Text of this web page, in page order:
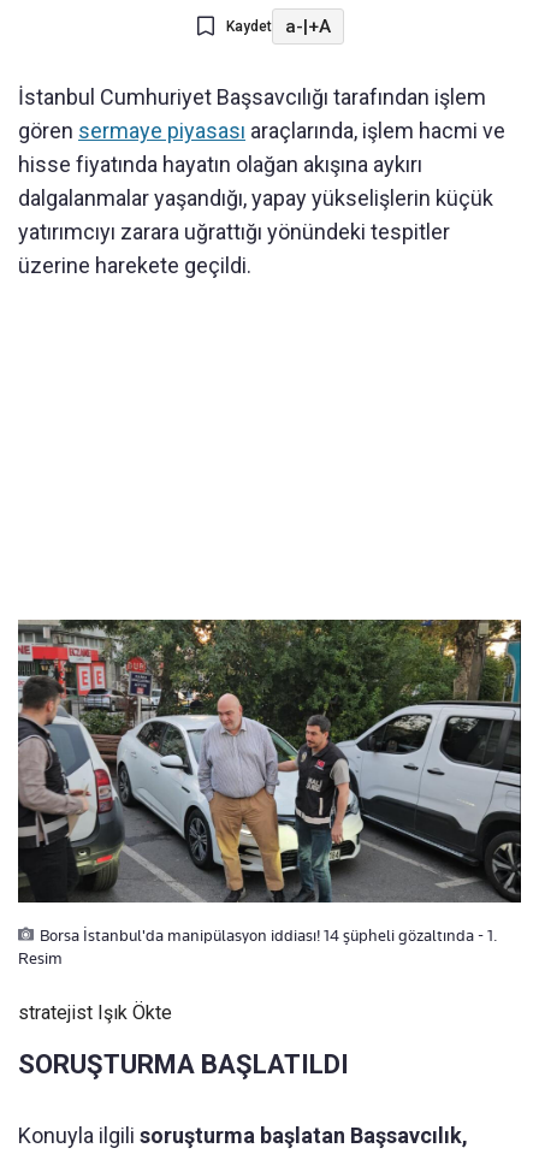
Kaydet a-|+A
İstanbul Cumhuriyet Başsavcılığı tarafından işlem
gören sermaye piyasası araçlarında, işlem hacmi ve
hisse fiyatında hayatın olağan akışına aykırı
dalgalanmalar yaşandığı, yapay yükselişlerin küçük
yatırımcıyı zarara uğrattığı yönündeki tespitler
üzerine harekete geçildi.
Borsa İstanbul'da manipülasyon iddiası! 14 şüpheli gözaltında - 1.
Resim
stratejist Işık Ökte
SORUŞTURMA BAŞLATILDI
Konuyla ilgili soruşturma başlatan Başsavcılık,